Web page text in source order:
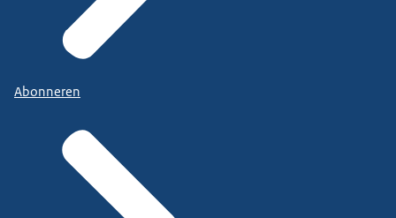
Abonneren